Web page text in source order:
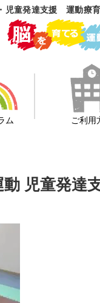
児童発達支援 運動療
ム ご利用
動 児童発